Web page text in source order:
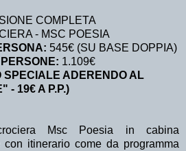
COMPLETA
- MSC POESIA
545€ (SU BASE DOPPIA)
1.109€
SPECIALE ADERENDO AL
- 19€ A P.P.)
Msc Poesia in cabina
con itinerario come da programma